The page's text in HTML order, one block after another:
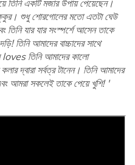
তিনি একটি মজার উপায় পেয়েছেন।
কুকুর। শুধু শোরগোলের মতো এতটা ঘেউ
তিনি যার যার সংস্পর্শে আসেন তাকে
তিনি আমাদের বাচ্চাদের সাথে
loves তিনি আমাদের কালো
দ্বারা সর্বত্র টানেন। তিনি আমাদের
আমরা সকলেই তাকে পেয়ে খুশি! '